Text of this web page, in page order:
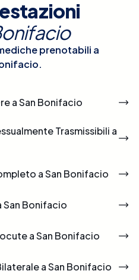
prenotabili a
.
a San Bonifacio
Trasmissibili a
a San Bonifacio
San Bonifacio
a San Bonifacio
a San Bonifacio